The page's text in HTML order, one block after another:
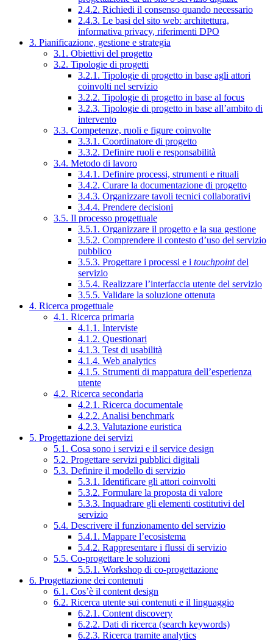
2.4.2. Richiedi il consenso quando necessario
2.4.3. Le basi del sito web: architettura,
informativa privacy, riferimenti DPO
3. Pianificazione, gestione e strategia
3.1. Obiettivi del progetto
3.2. Tipologie di progetti
3.2.1. Tipologie di progetto in base agli attori
coinvolti nel servizio
3.2.2. Tipologie di progetto in base al focus
3.2.3. Tipologie di progetto in base all’ambito di
intervento
3.3. Competenze, ruoli e figure coinvolte
3.3.1. Coordinatore di progetto
3.3.2. Definire ruoli e responsabilità
3.4. Metodo di lavoro
3.4.1. Definire processi, strumenti e rituali
3.4.2. Curare la documentazione di progetto
3.4.3. Organizzare tavoli tecnici collaborativi
3.4.4. Prendere decisioni
3.5. Il processo progettuale
3.5.1. Organizzare il progetto e la sua gestione
3.5.2. Comprendere il contesto d’uso del servizio
pubblico
3.5.3. Progettare i processi e i touchpointdel
servizio
3.5.4. Realizzare l’interfaccia utente del servizio
3.5.5. Validare la soluzione ottenuta
4. Ricerca progettuale
4.1. Ricerca primaria
4.1.1. Interviste
4.1.2. Questionari
4.1.3. Test di usabilità
4.1.4. Web analytics
4.1.5. Strumenti di mappatura dell’esperienza
utente
4.2. Ricerca secondaria
4.2.1. Ricerca documentale
4.2.2. Analisi benchmark
4.2.3. Valutazione euristica
5. Progettazione dei servizi
5.1. Cosa sono i servizi e il service design
5.2. Progettare servizi pubblici digitali
5.3. Definire il modello di servizio
5.3.1. Identificare gli attori coinvolti
5.3.2. Formulare la proposta di valore
5.3.3. Inquadrare gli elementi costitutivi del
servizio
5.4. Descrivere il funzionamento del servizio
5.4.1. Mappare l’ecosistema
5.4.2. Rappresentare i flussi di servizio
5.5. Co-progettare le soluzioni
5.5.1. Workshop di co-progettazione
6. Progettazione dei contenuti
6.1. Cos’è il content design
6.2. Ricerca utente sui contenuti e il linguaggio
6.2.1. Content discovery
6.2.2. Dati di ricerca (search keywords)
6.2.3. Ricerca tramite analytics